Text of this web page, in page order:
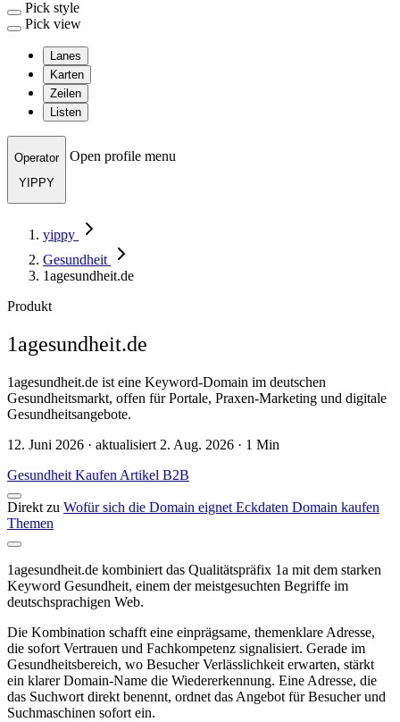
Pick style
Pick view
Lanes
Karten
Zeilen
Listen
Operator
YIPPY
Open profile menu
yippy
Gesundheit
1agesundheit.de
Produkt
1agesundheit.de
1agesundheit.de ist eine Keyword-Domain im deutschen
Gesundheitsmarkt, offen für Portale, Praxen-Marketing und digitale
Gesundheitsangebote.
12. Juni 2026 · aktualisiert 2. Aug. 2026 · 1 Min
Gesundheit Kaufen Artikel B2B
Direkt zu Wofür sich die Domain eignet Eckdaten Domain kaufen
Themen
1agesundheit.de kombiniert das Qualitätspräfix 1a mit dem starken
Keyword Gesundheit, einem der meistgesuchten Begriffe im
deutschsprachigen Web.
Die Kombination schafft eine einprägsame, themenklare Adresse,
die sofort Vertrauen und Fachkompetenz signalisiert. Gerade im
Gesundheitsbereich, wo Besucher Verlässlichkeit erwarten, stärkt
ein klarer Domain-Name die Wiedererkennung. Eine Adresse, die
das Suchwort direkt benennt, ordnet das Angebot für Besucher und
Suchmaschinen sofort ein.